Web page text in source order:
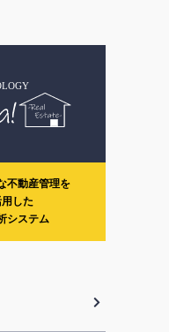
不動産管理を
した
システム